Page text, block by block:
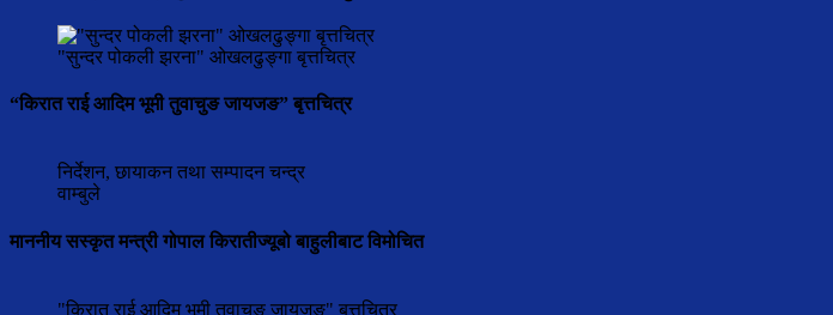
"सुन्दर पोकली झरना" ओखलढुङ्गा बृत्तचित्र
“किरात राई आदिम भूमी तुवाचुङ जायजङ” बृत्तचित्र
निर्देशन, छायाकन तथा सम्पादन चन्द्र
वाम्बुले
माननीय सस्कृत मन्त्री गोपाल किरातीज्यूबो बाहुलीबाट विमोचित
"किरात राई आदिम भूमी तुवाचुङ जायजङ" बृत्तचित्र